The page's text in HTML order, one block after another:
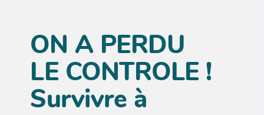
ON A PERDU
LE CONTROLE !
Survivre à